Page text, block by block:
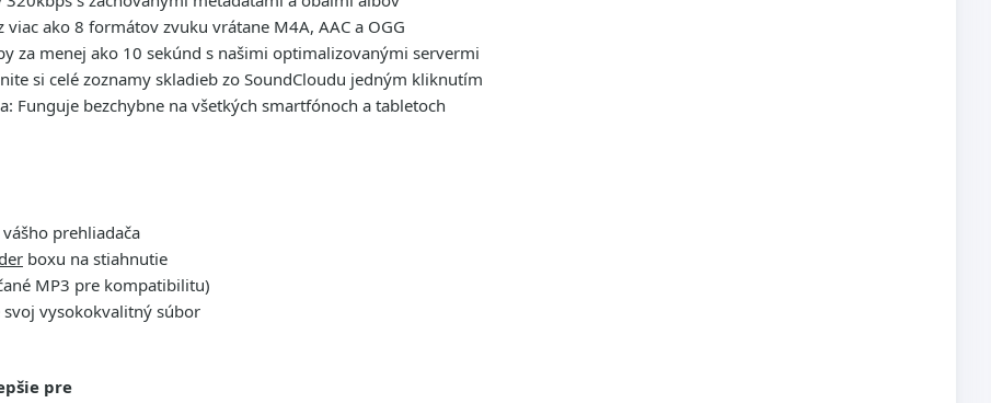
viac ako 8 formátov zvuku vrátane M4A, AAC a OGG
za menej ako 10 sekúnd s našimi optimalizovanými servermi
si celé zoznamy skladieb zo SoundCloudu jedným kliknutím
Funguje bezchybne na všetkých smartfónoch a tabletoch
prehliadača
boxu na stiahnutie
MP3 pre kompatibilitu)
vysokokvalitný súbor
pre